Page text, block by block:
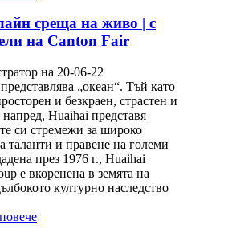
среща на живо | с
на Canton Fair
на 20-06-22
„океан“. Тъй като
и безкраен, страстен и
Huaihai представя
си стремежи за широко
таланти и правене на големи
през 1976 г., Huaihai
е вкоренена в земята на
културно наследство